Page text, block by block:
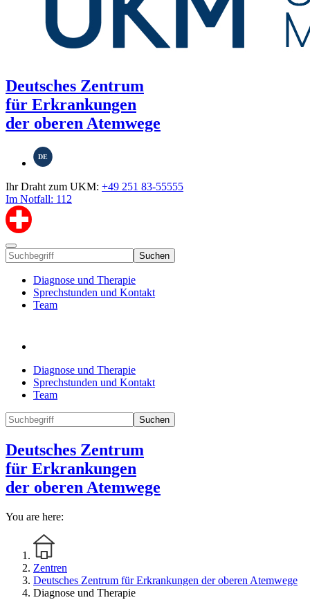
Deutsches Zentrum
für Erkrankungen
der oberen Atemwege
DE
Ihr Draht zum UKM: +49 251 83-55555
Im Notfall: 112
Suchen
Diagnose und Therapie
Sprechstunden und Kontakt
Team
Diagnose und Therapie
Sprechstunden und Kontakt
Team
Suchen
Deutsches Zentrum
für Erkrankungen
der oberen Atemwege
You are here:
Zentren
Deutsches Zentrum für Erkrankungen der oberen Atemwege
Diagnose und Therapie